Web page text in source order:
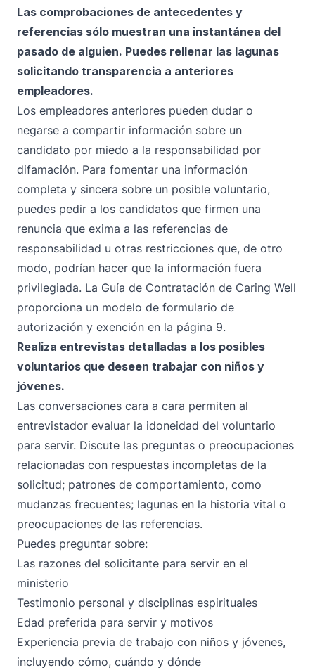
Las comprobaciones de antecedentes y
referencias sólo muestran una instantánea del
pasado de alguien. Puedes rellenar las lagunas
solicitando transparencia a anteriores
empleadores.
Los empleadores anteriores pueden dudar o
negarse a compartir información sobre un
candidato por miedo a la responsabilidad por
difamación. Para fomentar una información
completa y sincera sobre un posible voluntario,
puedes pedir a los candidatos que firmen una
renuncia que exima a las referencias de
responsabilidad u otras restricciones que, de otro
modo, podrían hacer que la información fuera
privilegiada. La Guía de Contratación de Caring Well
proporciona un modelo de formulario de
autorización y exención en la página 9.
Realiza entrevistas detalladas a los posibles
voluntarios que deseen trabajar con niños y
jóvenes.
Las conversaciones cara a cara permiten al
entrevistador evaluar la idoneidad del voluntario
para servir. Discute las preguntas o preocupaciones
relacionadas con respuestas incompletas de la
solicitud; patrones de comportamiento, como
mudanzas frecuentes; lagunas en la historia vital o
preocupaciones de las referencias.
Puedes preguntar sobre:
Las razones del solicitante para servir en el
ministerio
Testimonio personal y disciplinas espirituales
Edad preferida para servir y motivos
Experiencia previa de trabajo con niños y jóvenes,
incluyendo cómo, cuándo y dónde